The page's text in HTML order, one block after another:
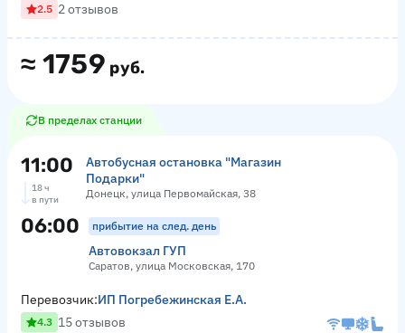
≈ 1759 руб.
2.5 2 отзывов
В пределах станции
11:00
Автобусная остановка "Магазин
Подарки"
Донецк, улица Первомайская, 38
18 ч
в пути
06:00 прибытие на след. день
Автовокзал ГУП
Саратов, улица Московская, 170
Перевозчик:ИП Погребежинская Е.А.
4.3 15 отзывов